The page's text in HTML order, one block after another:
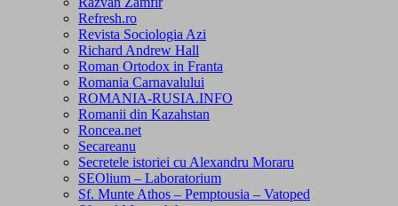
Refresh.ro
Revista Sociologia Azi
Richard Andrew Hall
Roman Ortodox in Franta
Romania Carnavalului
ROMANIA-RUSIA.INFO
Romanii din Kazahstan
Roncea.net
Secareanu
Secretele istoriei cu Alexandru Moraru
SEOlium – Laboratorium
Sf. Munte Athos – Pemptousia – Vatoped